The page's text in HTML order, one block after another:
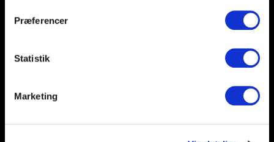
Præferencer
Statistik
Marketing